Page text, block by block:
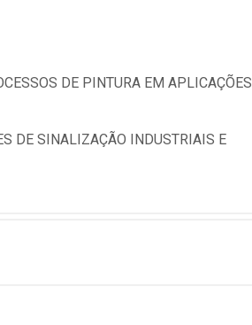
DE PINTURA EM APLICAÇÕES
DE SINALIZAÇÃO INDUSTRIAIS E